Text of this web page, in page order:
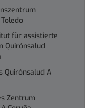
für assistierte
Quirónsalud
Quirónsalud A
Zentrum